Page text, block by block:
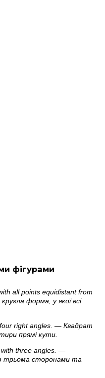
фігурами
all points equidistant from
форма, у якої всі
right angles. — Квадрат
прямі кути.
with three angles. —
трьома сторонами та